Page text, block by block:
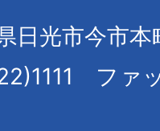
日光市今市本
ファ